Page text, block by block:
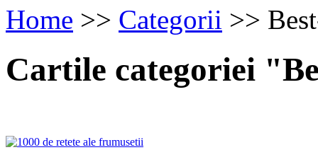
Home >> Categorii >>
Cartile categoriei